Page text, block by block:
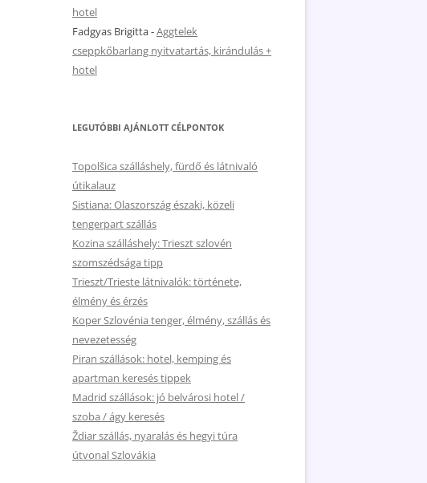
hotel
Fadgyas Brigitta-Aggtelek
cseppkőbarlang nyitvatartás, kirándulás +
hotel
LEGUTÓBBI AJÁNLOTT CÉLPONTOK
Topolšica szálláshely, fürdő és látnivaló
útikalauz
Sistiana: Olaszország északi, közeli
tengerpart szállás
Kozina szálláshely: Trieszt szlovén
szomszédsága tipp
Trieszt/Trieste látnivalók: története,
élmény és érzés
Koper Szlovénia tenger, élmény, szállás és
nevezetesség
Piran szállások: hotel, kemping és
apartman keresés tippek
Madrid szállások: jó belvárosi hotel /
szoba / ágy keresés
Ždiar szállás, nyaralás és hegyi túra
útvonal Szlovákia